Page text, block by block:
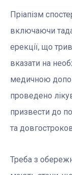
Пріапізм
включаючи
ерекції, що
вказати на
медичною
проведено
призвести до
та
Треба з